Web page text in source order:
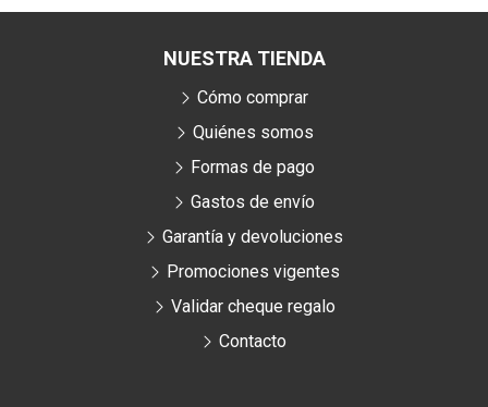
NUESTRA TIENDA
Cómo comprar
Quiénes somos
Formas de pago
Gastos de envío
Garantía y devoluciones
Promociones vigentes
Validar cheque regalo
Contacto